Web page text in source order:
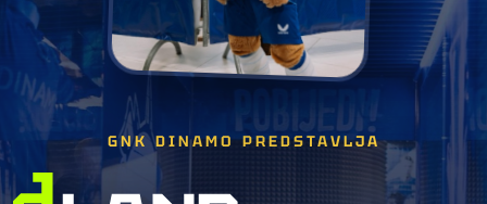
GNK DINAMO PREDSTAVLJA